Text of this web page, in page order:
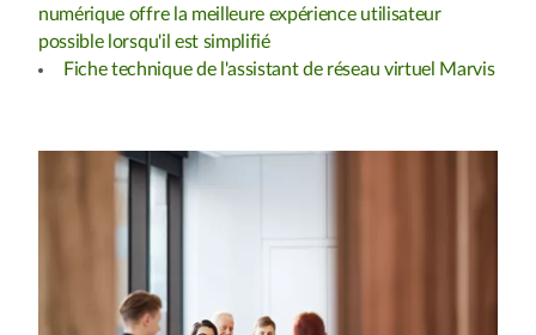
numérique offre la meilleure expérience utilisateur
possible lorsqu'il est simplifié
Fiche technique de l'assistant de réseau virtuel Marvis